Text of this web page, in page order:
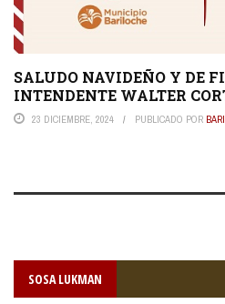
SALUDO NAVIDEÑO Y DE
INTENDENTE WALTER
23 DICIEMBRE, 2024 PUBLICADO POR
SOSA LUKMAN